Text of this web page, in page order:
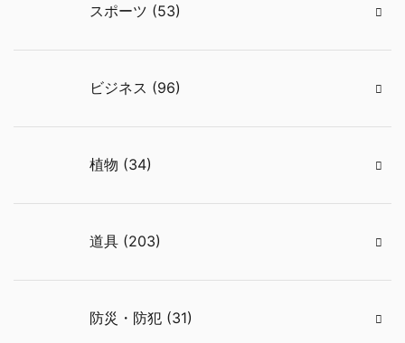
スポーツ (53)
ビジネス (96)
植物 (34)
道具 (203)
防災・防犯 (31)